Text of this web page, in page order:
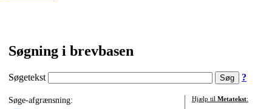
Søgning i brevbasen
Søgetekst ?
Søge-afgrænsning:
Hjælp til Metatekst: